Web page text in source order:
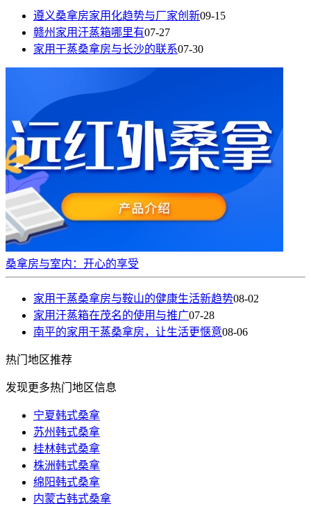
遵义桑拿房家用化趋势与厂家创新09-15
赣州家用汗蒸箱哪里有07-27
家用干蒸桑拿房与长沙的联系07-30
桑拿房与室内：开心的享受
家用干蒸桑拿房与鞍山的健康生活新趋势08-02
家用汗蒸箱在茂名的使用与推广07-28
南平的家用干蒸桑拿房，让生活更惬意08-06
热门 地区推荐
发现更多热门地区信息
宁夏韩式桑拿
苏州韩式桑拿
桂林韩式桑拿
株洲韩式桑拿
绵阳韩式桑拿
内蒙古韩式桑拿